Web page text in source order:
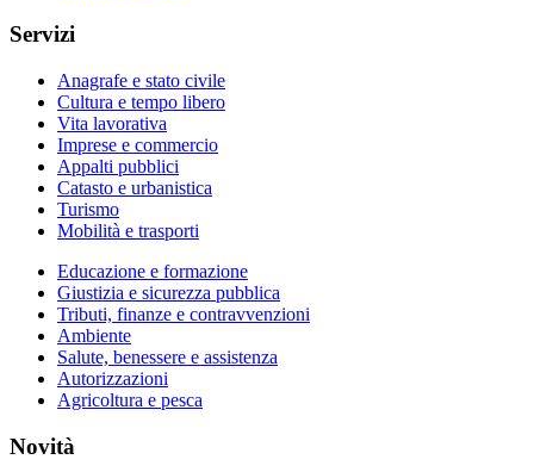
Servizi
Anagrafe e stato civile
Cultura e tempo libero
Vita lavorativa
Imprese e commercio
Appalti pubblici
Catasto e urbanistica
Turismo
Mobilità e trasporti
Educazione e formazione
Giustizia e sicurezza pubblica
Tributi, finanze e contravvenzioni
Ambiente
Salute, benessere e assistenza
Autorizzazioni
Agricoltura e pesca
Novità